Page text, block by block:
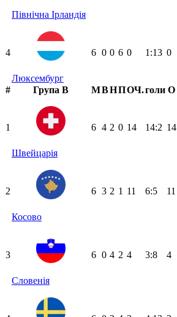
Північна Ірландія
4
Люксембург
6 0 0 6 0 1:13 0
# Група B МВНПОЧ.голи О
1
Швейцарія
6 4 2 0 14 14:2 14
2
Косово
6 3 2 1 11 6:5 11
3
Словенія
6 0 4 2 4 3:8 4